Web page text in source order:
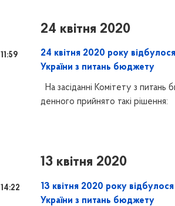
24 квітня 2020
11:59
24 квітня 2020 року
України з питань бюджету
На засіданні Комітету з
денного прийнято такі рішення:
13 квітня 2020
14:22
13 квітня 2020 року
України з питань бюджету